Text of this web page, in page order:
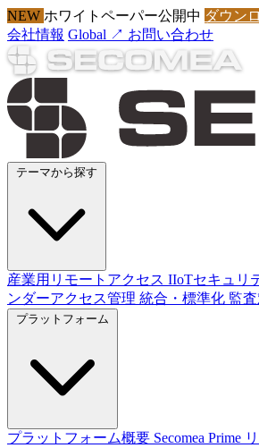
NEW ホワイトペーパー公開中 ダウン
会社情報 Global ↗ お問い合わせ
産業用リモートアクセス IIoTセキュリ
ンダーアクセス管理 統合・標準化 監
プラットフォーム概要 Secomea Prime